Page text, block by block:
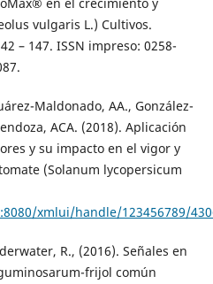
vulgaris L.) Cultivos.
– 147. ISSN impreso: 0258-
Maldonado, AA., González-
ACA. (2018). Aplicación
y su impacto en el vigor y
(Solanum lycopersicum
xmlui/handle/123456789/
R., (2016). Señales en
frijol común